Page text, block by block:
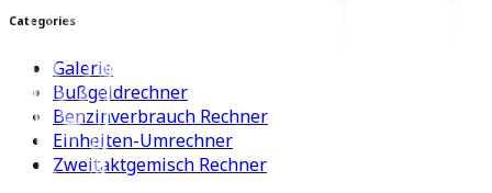
Categories
Galerie
Bußgeldrechner
Benzinverbrauch Rechner
Einheiten-Umrechner
Zweitaktgemisch Rechner